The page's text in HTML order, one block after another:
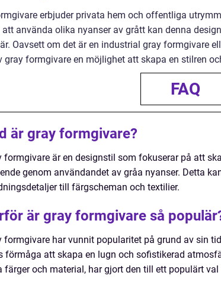
erbjuder privata hem och offentliga
att använda olika nyanser av grått kan denna
Oavsett om det är en industrial gray formgivare
gray formgivare en möjlighet att skapa en stilren
FAQ
är gray formgivare?
formgivare är en designstil som fokuserar på att
genom användandet av gråa nyanser. Detta
till färgscheman och textilier.
är gray formgivare så
formgivare har vunnit popularitet på grund av sin
förmåga att skapa en lugn och sofistikerad
färger och material, har gjort den till ett populärt